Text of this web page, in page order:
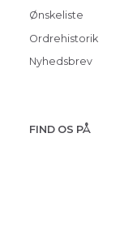
Ønskeliste
Ordrehistorik
Nyhedsbrev
FIND OS PÅ